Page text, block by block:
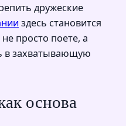
дружеские
здесь становится
просто поете, а
в захватывающую
основа